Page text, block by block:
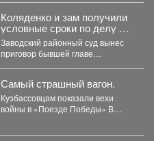
доходность. Многие из них
направляют...
Коляденко и зам получили
условные сроки по делу о
строительных махинациях
Заводский районный суд вынес
приговор бывшей главе
Татьяне...
Самый страшный вагон.
Кузбассовцам показали вехи
войны в «Поезде Победы» В